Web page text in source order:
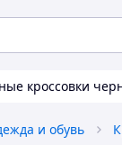
кроссовки
и обувь